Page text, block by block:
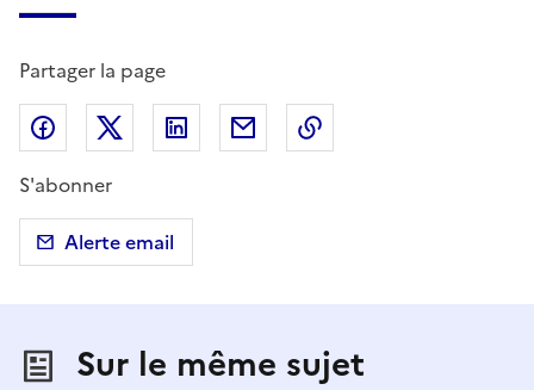
Partager la page
Partager sur Facebook
Partager sur X (anciennement Twitter)
Partager sur LinkedIn
Partager par email
S'abonner
Alerte email
Sur le même sujet